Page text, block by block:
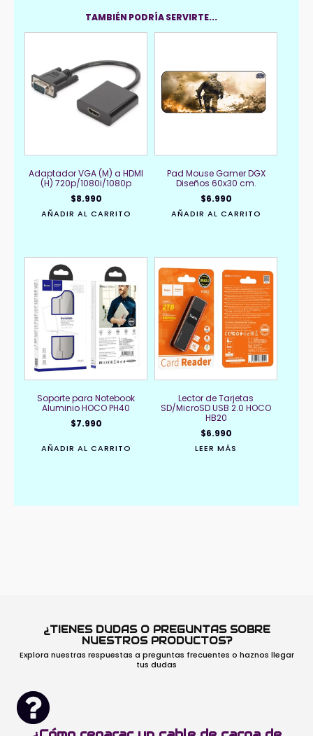
TAMBIÉN PODRÍA SERVIRTE...
Adaptador VGA (M) a HDMI
(H) 720p/1080i/1080p
$8.990
AÑADIR AL CARRITO
Pad Mouse Gamer DGX
Diseños 60x30 cm.
$6.990
AÑADIR AL CARRITO
Soporte para Notebook
Aluminio HOCO PH40
$7.990
AÑADIR AL CARRITO
Lector de Tarjetas
SD/MicroSD USB 2.0 HOCO
HB20
$6.990
LEER MÁS
¿TIENES DUDAS O PREGUNTAS SOBRE
NUESTROS PRODUCTOS?
Explora nuestras respuestas a preguntas frecuentes o haznos llegar
tus dudas